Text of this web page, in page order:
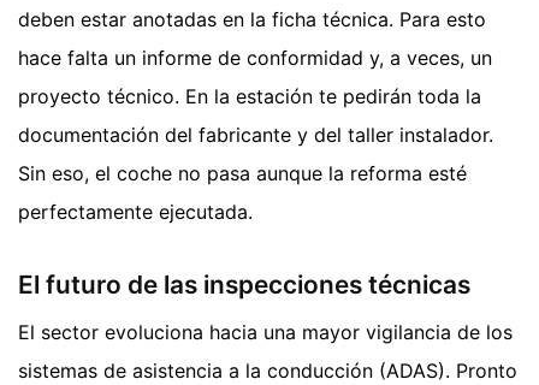
deben estar anotadas en la ficha técnica. Para esto
hace falta un informe de conformidad y, a veces, un
proyecto técnico. En la estación te pedirán toda la
documentación del fabricante y del taller instalador.
Sin eso, el coche no pasa aunque la reforma esté
perfectamente ejecutada.
El futuro de las inspecciones técnicas
El sector evoluciona hacia una mayor vigilancia de los
sistemas de asistencia a la conducción (ADAS). Pronto